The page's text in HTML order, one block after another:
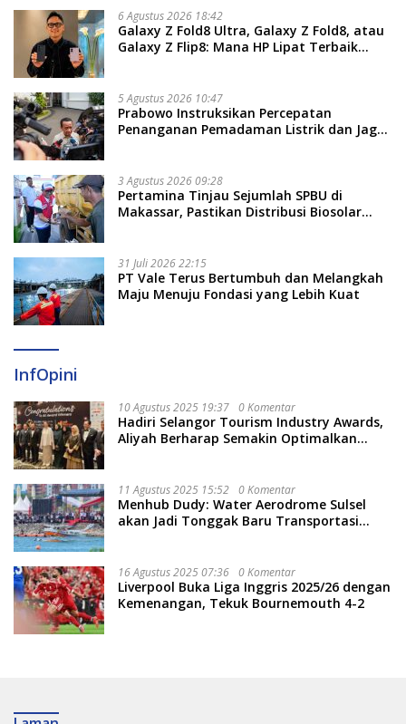
6 Agustus 2026 18:42
Galaxy Z Fold8 Ultra, Galaxy Z Fold8, atau
Galaxy Z Flip8: Mana HP Lipat Terbaik
5 Agustus 2026 10:47
Prabowo Instruksikan Percepatan
Penanganan Pemadaman Listrik dan Jaga
3 Agustus 2026 09:28
Pertamina Tinjau Sejumlah SPBU di
Makassar, Pastikan Distribusi Biosolar
31 Juli 2026 22:15
PT Vale Terus Bertumbuh dan Melangkah
Maju Menuju Fondasi yang Lebih Kuat
InfOpini
10 Agustus 2025 19:37 0 Komentar
Hadiri Selangor Tourism Industry Awards,
Aliyah Berharap Semakin Optimalkan
11 Agustus 2025 15:52 0 Komentar
Menhub Dudy: Water Aerodrome Sulsel
akan Jadi Tonggak Baru Transportasi
16 Agustus 2025 07:36 0 Komentar
Liverpool Buka Liga Inggris 2025/26 dengan
Kemenangan, Tekuk Bournemouth 4-2